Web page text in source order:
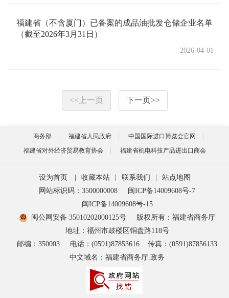
福建省（不含厦门）已备案的成品油批发仓储企业名单
（截至2026年3月31日）
2026-04-01
<< 上一页 下一页>>
商务部 福建省人民政府
中国国际进口博览会官网
福建省对外经济贸易教育协会
福建省机电科技产品进出口商会
设为首页 收藏本站 联系我们
站点地图
网站标识码：3500000008
闽ICP备14009608号-7
闽ICP备14009608号-15
闽公网安备 35010202000125号
版权所有：福建省商务厅
地址：福州市鼓楼区铜盘路118号
邮编：350003
电话：(0591)87853616
传真：(0591)87856133
中文域名：福建省商务厅.政务